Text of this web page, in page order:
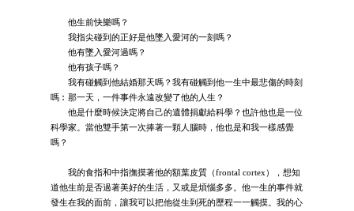
他生前快樂嗎？
我指尖碰到的正好是他墜入愛河的一刻嗎？
他有墜入愛河過嗎？
他有孩子嗎？
我有碰觸到他結婚那天嗎？我有碰觸到他一生中最悲傷的時刻
嗎︰那一天，一件事件永遠改變了他的人生？
他是什麼時候決定將自己的遺體捐獻給科學？也許他也是一位
科學家。當他雙手第一次捧著一顆人腦時，他也是和我一樣感覺
嗎？
我的食指和中指撫摸著他的額葉皮質（frontal cortex），想知
道他生前是否過著美好的生活，又或是煩惱多多。他一生的事件就
發生在我的面前，讓我可以把他從生到死的歷程一一觸摸。我的心